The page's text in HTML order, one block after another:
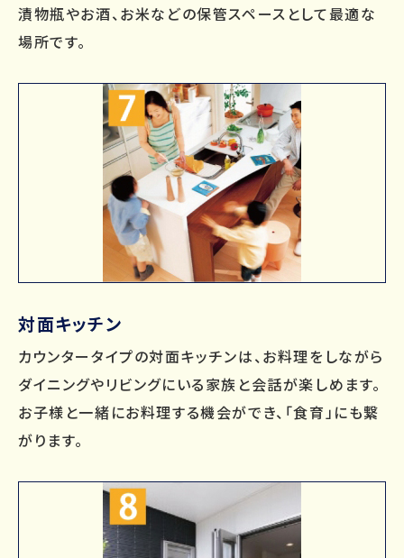
漬物瓶やお酒、お米などの保管スペースとして最適な
場所です。
対面キッチン
カウンタータイプの対面キッチンは、お料理をしながら
ダイニングやリビングにいる家族と会話が楽しめます。
お子様と一緒にお料理する機会ができ、「食育」にも繋
がります。